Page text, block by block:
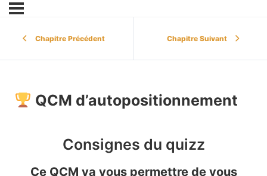
Chapitre Précédent Chapitre Suivant
QCM d’autopositionnement
Consignes du quizz
Ce QCM va vous permettre de vous